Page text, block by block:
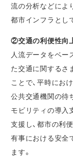
流の分析などによ
都市インフラとし
②交通の利便性向
人流データをベー
た交通に関するさ
ことで、平時にお
公共交通機関の待
モビリティの導入
支援し、都市の利
有事における安全
ます。